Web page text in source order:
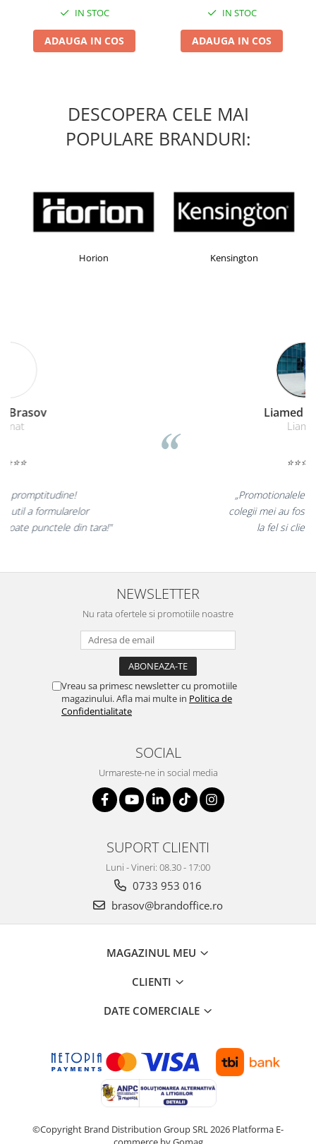
core A
IN STOC
ADAUGA IN COS
A73+A53
IN STOC
ADAUGA IN COS
DESCOPERA CELE MAI
POPULARE BRANDURI:
Horion Kensington
Furnizarea in timp util a formularelor
cu regim special catre toate punctele din tara!"
NEWSLETTER
Nu rata ofertele si promotiile noastre
Vreau sa primesc newsletter cu promotiile
magazinului. Afla mai multe in Politica de
Confidentialitate
SOCIAL
Urmareste-ne in social media
SUPORT CLIENTI
Luni - Vineri: 08.30 - 17:00
0733 953 016
brasov@brandoffice.ro
MAGAZINUL MEU
CLIENTI
DATE COMERCIALE
©Copyright Brand Distribution Group SRL 2026 Platforma E-